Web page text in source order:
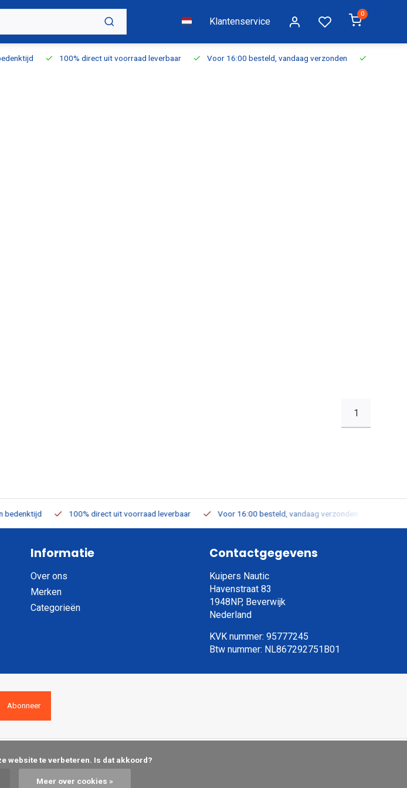
Klantenservice
0
100% direct uit voorraad leverbaar Voor 16:00 besteld, vandaag verzonden Gratis
1
100% direct uit voorraad leverbaar Voor 16:00 besteld, vandaag verzonden
Informatie
Over ons
Merken
Categorieën
Contactgegevens
Kuipers Nautic
Havenstraat 83
1948NP, Beverwijk
Nederland
KVK nummer: 95777245
Btw nummer: NL867292751B01
Abonneer
Meer over cookies »